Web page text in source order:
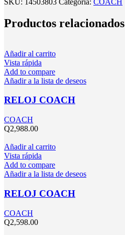
Productos relacionados
Añadir al carrito
Vista rápida
Add to compare
Añadir a la lista de deseos
RELOJ COACH
COACH
Q2,988.00
Añadir al carrito
Vista rápida
Add to compare
Añadir a la lista de deseos
RELOJ COACH
COACH
Q2,598.00